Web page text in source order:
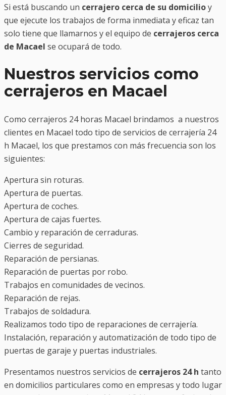
Si está buscando un cerrajero cerca de su domicilioy
que ejecute los trabajos de forma inmediata y eficaz tan
solo tiene que llamarnos y el equipo de cerrajeros cerca
de Macael se ocupará de todo.
Nuestros servicios como
cerrajeros en Macael
Como cerrajeros 24 horas Macael brindamos a nuestros
clientes en Macael todo tipo de servicios de cerrajería 24
h Macael, los que prestamos con más frecuencia son los
siguientes:
Apertura sin roturas.
Apertura de puertas.
Apertura de coches.
Apertura de cajas fuertes.
Cambio y reparación de cerraduras.
Cierres de seguridad.
Reparación de persianas.
Reparación de puertas por robo.
Trabajos en comunidades de vecinos.
Reparación de rejas.
Trabajos de soldadura.
Realizamos todo tipo de reparaciones de cerrajería.
Instalación, reparación y automatización de todo tipo de
puertas de garaje y puertas industriales.
Presentamos nuestros servicios de cerrajeros 24 h tanto
en domicilios particulares como en empresas y todo lugar